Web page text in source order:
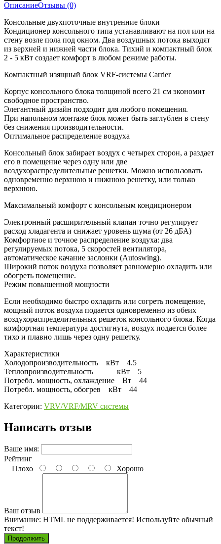
ОписаниеОтзывы (0)
Консольные двухпоточные внутренние блоки
Кондиционер консольного типа устанавливают на пол или на
стену возле пола под окном. Два воздушных потока выходят
из верхней и нижней части блока. Тихий и компактный блок
2 - 5 кВт создает комфорт в любом режиме работы.
Компактный изящный блок VRF-системы Carrier
Корпус консольного блока толщиной всего 21 см экономит
свободное пространство.
Элегантный дизайн подходит для любого помещения.
При напольном монтаже блок может быть заглублен в стену
без снижения производительности.
Оптимальное распределение воздуха
Консольный блок забирает воздух с четырех сторон, а раздает
его в помещение через одну или две
воздухораспределительные решетки. Можно использовать
одновременно верхнюю и нижнюю решетку, или только
верхнюю.
Максимальный комфорт с консольным кондиционером
Электронный расширительный клапан точно регулирует
расход хладагента и снижает уровень шума (от 26 дБА)
Комфортное и точное распределение воздуха: два
регулируемых потока, 5 скоростей вентилятора,
автоматическое качание заслонки (Autoswing).
Широкий поток воздуха позволяет равномерно охладить или
обогреть помещение.
Режим повышенной мощности
Если необходимо быстро охладить или согреть помещение,
мощный поток воздуха подается одновременно из обеих
воздухораспределительных решеток консольного блока. Когда
комфортная температура достигнута, воздух подается более
тихо и плавно лишь через одну решетку.
Характеристики
Холодопроизводительность кВт 4.5
Теплопроизводительность кВт 5
Потребл. мощность, охлаждение Вт 44
Потребл. мощность, обогрев кВт 44
Категории: VRV/VRF/MRV системы
Написать отзыв
Ваше имя:
Рейтинг
Плохо
Хорошо
Ваш отзыв
Внимание: HTML не поддерживается! Используйте обычный
текст!
Продолжить